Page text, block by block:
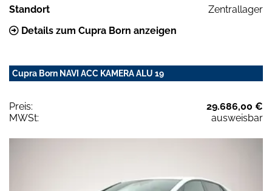
Standort
Zentrallager
Details zum Cupra Born anzeigen
Cupra Born NAVI ACC KAMERA ALU 19
Preis:
29.686,00 €
MWSt:
ausweisbar